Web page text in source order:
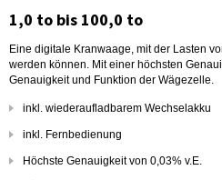
1,0 to bis 100,0 to
Eine digitale Kranwaage, mit der Lasten
werden können. Mit einer höchsten
Genauigkeit und Funktion der Wägezelle.
inkl. wiederaufladbarem Wechselakku
inkl. Fernbedienung
Höchste Genauigkeit von 0,03% v.E.